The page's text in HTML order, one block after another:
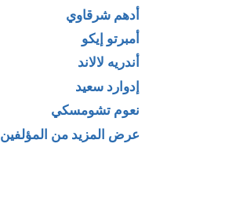
أدهم شرقاوي
أمبرتو إيكو
أندريه لالاند
إدوارد سعيد
نعوم تشومسكي
عرض المزيد من المؤلفين